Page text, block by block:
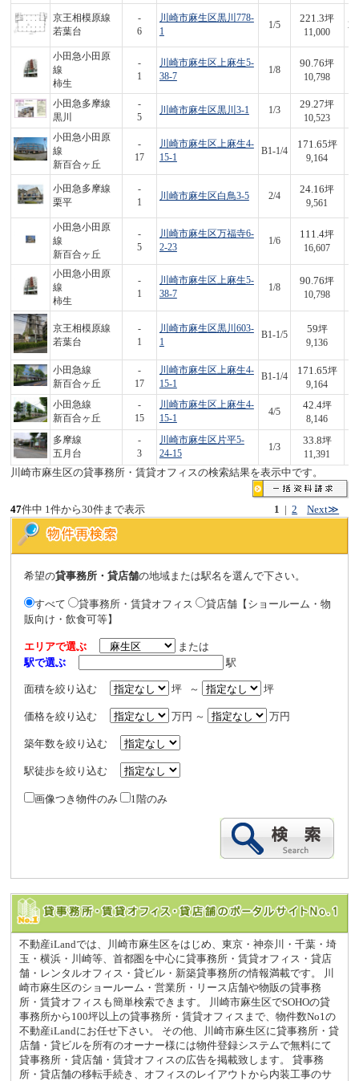
京王相模原線
若葉台
-
6
川崎市麻生区黒川778-
1
1/5
221.3坪
11,000
小田急小田原
線
柿生
-
1
川崎市麻生区上麻生5-
38-7
1/8
90.76坪
10,798
小田急多摩線
黒川
-
5
川崎市麻生区黒川3-1 1/3
29.27坪
10,523
小田急小田原
線
新百合ヶ丘
-
17
川崎市麻生区上麻生4-
15-1
B1-1/4
171.65坪
9,164
小田急多摩線
栗平
-
1
川崎市麻生区白鳥3-5 2/4
24.16坪
9,561
小田急小田原
線
新百合ヶ丘
-
5
川崎市麻生区万福寺6-
2-23
1/6
111.4坪
16,607
小田急小田原
線
柿生
-
1
川崎市麻生区上麻生5-
38-7
1/8
90.76坪
10,798
京王相模原線
若葉台
-
1
川崎市麻生区黒川603-
1
B1-1/5
59坪
9,136
小田急線
新百合ヶ丘
-
17
川崎市麻生区上麻生4-
15-1
B1-1/4
171.65坪
9,164
小田急線
新百合ヶ丘
-
15
川崎市麻生区上麻生4-
15-1
4/5
42.4坪
8,146
多摩線
五月台
-
3
川崎市麻生区片平5-
24-15
1/3
33.8坪
11,391
川崎市麻生区の貸事務所・賃貸オフィスの検索結果を表示中です。
1 |2 Next≫
47件中 1件から30件まで表示
希望の貸事務所・貸店舗の地域または駅名を選んで下さい。
すべて 貸事務所・賃貸オフィス
貸店舗【ショールーム・物
販向け・飲食可等】
エリアで選ぶ
または
駅で選ぶ
駅
面積を絞り込む 坪 ～ 坪
価格を絞り込む 万円 ～ 万円
築年数を絞り込む
駅徒歩を絞り込む
画像つき物件のみ 1階のみ
不動産iLandでは、川崎市麻生区をはじめ、東京・神奈川・千葉・埼
玉・横浜・川崎等、首都圏を中心に貸事務所・賃貸オフィス・貸店
舗・レンタルオフィス・貸ビル・新築貸事務所の情報満載です。 川
崎市麻生区のショールーム・営業所・リース店舗や物販の貸事務
所・賃貸オフィスも簡単検索できます。 川崎市麻生区でSOHOの貸
事務所から100坪以上の貸事務所・賃貸オフィスまで、物件数No1の
不動産iLandにお任せ下さい。 その他、川崎市麻生区に貸事務所・貸
店舗・貸ビルを所有のオーナー様には物件登録システムで無料にて
貸事務所・貸店舗・賃貸オフィスの広告を掲載致します。 貸事務
所・貸店舗の移転手続き、オフィスのレイアウトから内装工事のサ